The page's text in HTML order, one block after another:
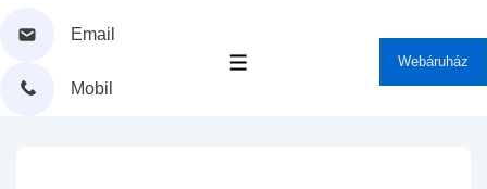
Email
Mobil
MENÜ Webáruház